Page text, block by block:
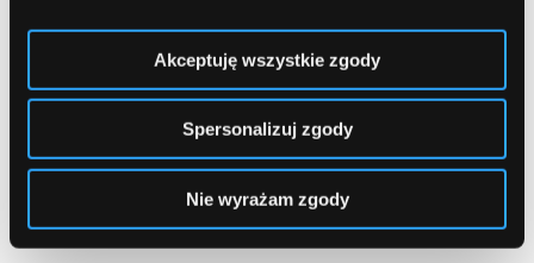
Akceptuję wszystkie zgody
Spersonalizuj zgody
Nie wyrażam zgody
listopad 2018
październik 2018
lipiec 2018